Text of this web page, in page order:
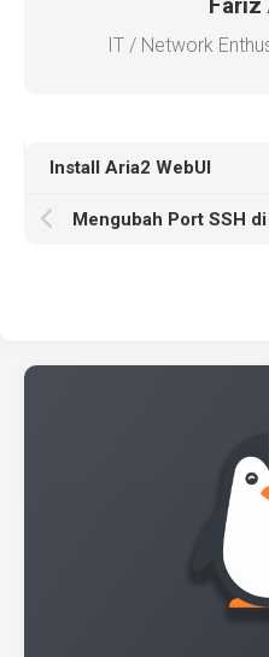
IT / Network
Install Aria2 WebUI
Mengubah Port SSH